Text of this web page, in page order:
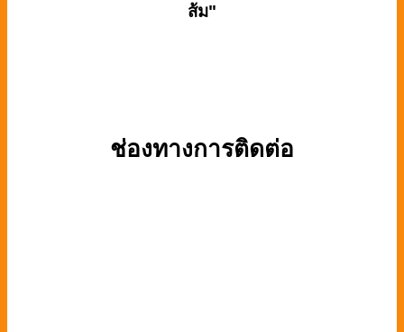
ส้ม"
ช่องทางการติดต่อ